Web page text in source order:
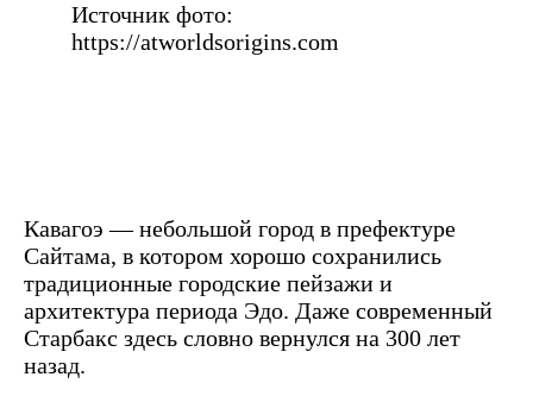
Источник фото:
https://atworldsorigins.com
Кавагоэ — небольшой город в префектуре
Сайтама, в котором хорошо сохранились
традиционные городские пейзажи и
архитектура периода Эдо. Даже современный
Старбакс здесь словно вернулся на 300 лет
назад.